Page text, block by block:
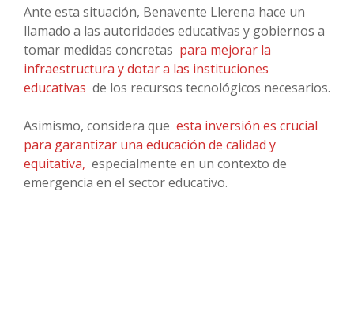
Ante esta situación, Benavente Llerena hace un
llamado a las autoridades educativas y gobiernos a
tomar medidas concretas para mejorar la
infraestructura y dotar a las instituciones
educativas de los recursos tecnológicos necesarios.
Asimismo, considera que esta inversión es crucial
para garantizar una educación de calidad y
equitativa, especialmente en un contexto de
emergencia en el sector educativo.